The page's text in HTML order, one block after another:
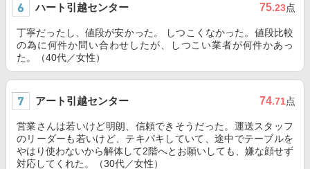
ハート引越センター 75.23点
丁寧だったし、値段が安かった。 しつこくなかった。値段比較
の為に何件か問い合わせしたが、しつこい業者が何件かあっ
た。（40代／女性）
アート引越センター 74.71点
営業さんは若いけど明朗、信頼できそうだった。運送スタッフ
のリーダーも若いけど、テキパキしていて、途中でテーブルを
やはり使わないから解体して2階へとお願いしても、嫌な顔せず
対応してくれた。（30代／女性）